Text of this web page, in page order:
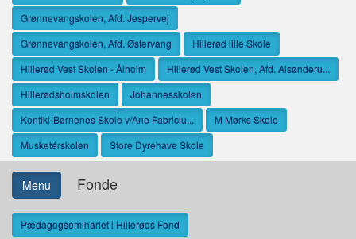
Grønnevangskolen, Afd. Jespervej
Grønnevangskolen, Afd. Østervang
Hillerød lille Skole
Hillerød Vest Skolen - Ålholm
Hillerød Vest Skolen, Afd. Alsønderu...
Hillerødsholmskolen
Johannesskolen
Kontiki-Børnenes Skole v/Ane Fabriciu...
M Mørks Skole
Musketérskolen
Store Dyrehave Skole
Menu Fonde
Pædagogseminariet i Hillerøds Fond